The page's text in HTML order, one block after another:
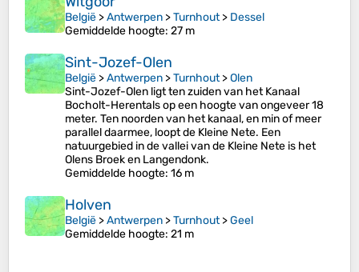
België >Antwerpen >Turnhout> Dessel
Gemiddelde hoogte: 27 m
Sint-Jozef-Olen
België >Antwerpen >Turnhout>Olen
Sint-Jozef-Olen ligt ten zuiden van het Kanaal
Bocholt-Herentals op een hoogte van ongeveer 18
meter. Ten noorden van het kanaal, en min of meer
parallel daarmee, loopt de Kleine Nete. Een
natuurgebied in de vallei van de Kleine Nete is het
Olens Broek en Langendonk.
Gemiddelde hoogte: 16 m
Holven
België >Antwerpen >Turnhout>Geel
Gemiddelde hoogte: 21 m